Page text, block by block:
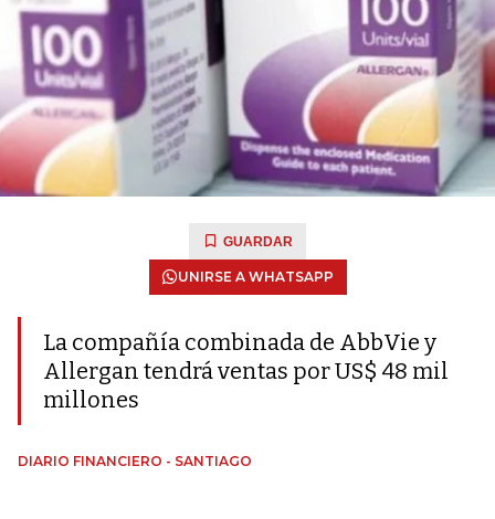
GUARDAR
UNIRSE A WHATSAPP
La compañía combinada de AbbVie y
Allergan tendrá ventas por US$ 48 mil
millones
DIARIO FINANCIERO - SANTIAGO